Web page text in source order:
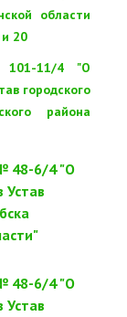
области
20
101-11/4 "О
городского
района
48-6/4 "О
Устав
48-6/4 "О
Устав